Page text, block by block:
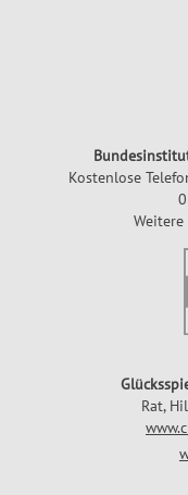
Kostenlose
Weitere
Rat,